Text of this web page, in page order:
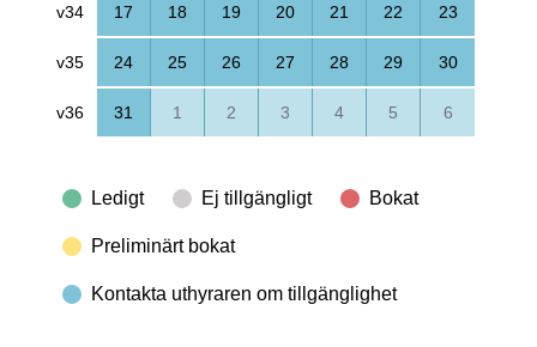
v34 17 18 19 20 21 22 23
v35 24 25 26 27 28 29 30
v36 31 1 2 3 4 5 6
Ledigt Ej tillgängligt Bokat
Preliminärt bokat
Kontakta uthyraren om tillgänglighet